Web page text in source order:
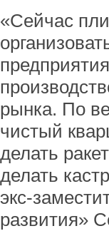
«Сейчас
рынка. По
чистый
делать
делать
экс-
развития»